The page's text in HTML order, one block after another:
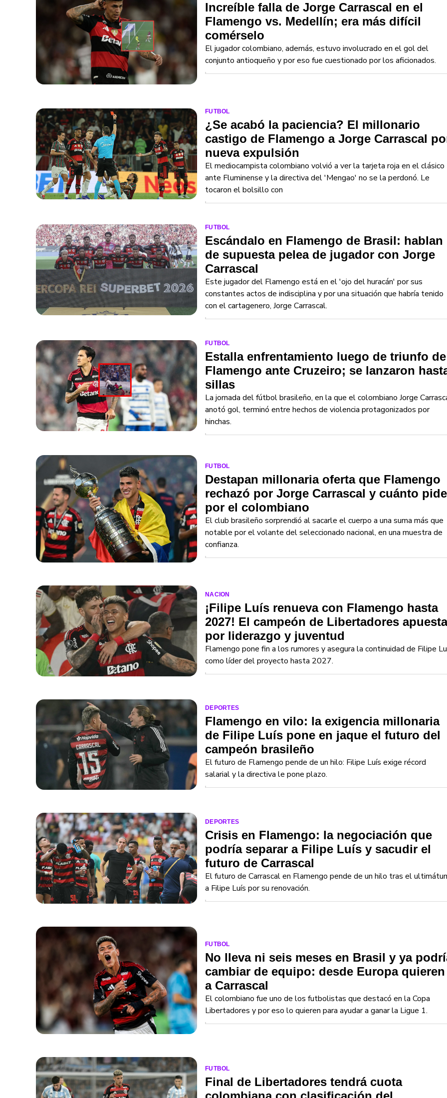
Increíble falla de Jorge Carrascal en el
Flamengo vs. Medellín; era más difícil
comérselo
El jugador colombiano, además, estuvo involucrado en el gol del
conjunto antioqueño y por eso fue cuestionado por los aficionados.
FUTBOL
¿Se acabó la paciencia? El millonario
castigo de Flamengo a Jorge Carrascal
nueva expulsión
El mediocampista colombiano volvió a ver la tarjeta roja en el clásico
ante Fluminense y la directiva del 'Mengao' no se la perdonó. Le
tocaron el bolsillo con
FUTBOL
Escándalo en Flamengo de Brasil: hablan
de supuesta pelea de jugador con Jorge
Carrascal
Este jugador del Flamengo está en el 'ojo del huracán' por sus
constantes actos de indisciplina y por una situación que habría tenido
con el cartagenero, Jorge Carrascal.
FUTBOL
Estalla enfrentamiento luego de triunfo de
Flamengo ante Cruzeiro; se lanzaron
sillas
La jornada del fútbol brasileño, en la que el colombiano Jorge
anotó gol, terminó entre hechos de violencia protagonizados por
hinchas.
FUTBOL
Destapan millonaria oferta que Flamengo
rechazó por Jorge Carrascal y cuánto pide
por el colombiano
El club brasileño sorprendió al sacarle el cuerpo a una suma más que
notable por el volante del seleccionado nacional, en una muestra de
confianza.
NACION
¡Filipe Luís renueva con Flamengo hasta
2027! El campeón de Libertadores apuesta
por liderazgo y juventud
Flamengo pone fin a los rumores y asegura la continuidad de Filipe
como líder del proyecto hasta 2027.
DEPORTES
Flamengo en vilo: la exigencia millonaria
de Filipe Luís pone en jaque el futuro del
campeón brasileño
El futuro de Flamengo pende de un hilo: Filipe Luís exige récord
salarial y la directiva le pone plazo.
DEPORTES
Crisis en Flamengo: la negociación que
podría separar a Filipe Luís y sacudir el
futuro de Carrascal
El futuro de Carrascal en Flamengo pende de un hilo tras el
a Filipe Luís por su renovación.
FUTBOL
No lleva ni seis meses en Brasil y ya
cambiar de equipo: desde Europa quieren
a Carrascal
El colombiano fue uno de los futbolistas que destacó en la Copa
Libertadores y por eso lo quieren para ayudar a ganar la Ligue 1.
FUTBOL
Final de Libertadores tendrá cuota